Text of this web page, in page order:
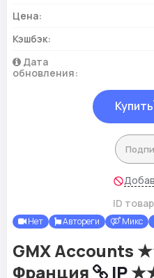
Цена:
Кэшбэк:
Дата
обновления:
Купить
ID
Нет Автореги Микс
GMX Accounts
Франция
IP